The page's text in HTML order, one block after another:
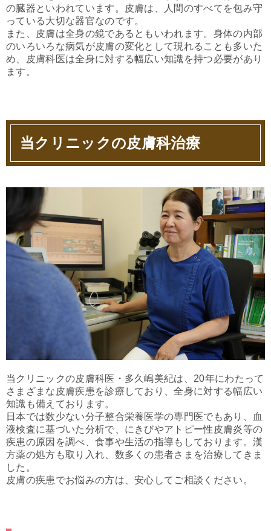
の臓器といわれています。皮膚は、人間のすべてを包み守
っている大切な器官なのです。
また、皮膚は全身の鏡であるともいわれます。身体の内部
のいろいろな病気が皮膚の変化として現れることも多いた
め、皮膚科医は全身に対する幅広い知識を持つ必要があり
ます。
当クリニックの皮膚科治療
当クリニックの皮膚科医・多久嶋美紀は、20年にわたって
さまざまな皮膚疾患を診療しており、全身に対する幅広い
知識も備えております。
日本では数少ない分子整合栄養医学の専門医でもあり、血
液検査に基づいた分析で、にきびやアトピー性皮膚炎等の
疾患の原因を調べ、食事や生活の指導もしております。漢
方薬の処方も取り入れ、数多くの患者さまを治療してきま
した。
皮膚の疾患でお悩みの方は、安心してご相談ください。